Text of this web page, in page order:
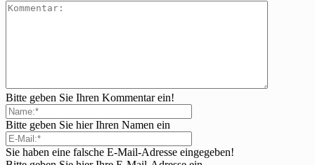
Bitte geben Sie Ihren Kommentar ein!
Bitte geben Sie hier Ihren Namen ein
Sie haben eine falsche E-Mail-Adresse eingegeben!